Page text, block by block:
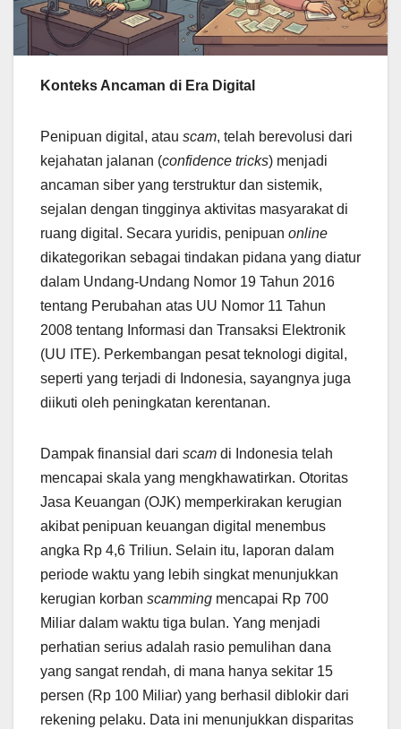
Konteks Ancaman di Era Digital
Penipuan digital, atau scam, telah berevolusi dari
kejahatan jalanan (confidence tricks) menjadi
ancaman siber yang terstruktur dan sistemik,
sejalan dengan tingginya aktivitas masyarakat di
ruang digital. Secara yuridis, penipuan online
dikategorikan sebagai tindakan pidana yang diatur
dalam Undang-Undang Nomor 19 Tahun 2016
tentang Perubahan atas UU Nomor 11 Tahun
2008 tentang Informasi dan Transaksi Elektronik
(UU ITE). Perkembangan pesat teknologi digital,
seperti yang terjadi di Indonesia, sayangnya juga
diikuti oleh peningkatan kerentanan.
Dampak finansial dari scam di Indonesia telah
mencapai skala yang mengkhawatirkan. Otoritas
Jasa Keuangan (OJK) memperkirakan kerugian
akibat penipuan keuangan digital menembus
angka Rp 4,6 Triliun. Selain itu, laporan dalam
periode waktu yang lebih singkat menunjukkan
kerugian korban scamming mencapai Rp 700
Miliar dalam waktu tiga bulan. Yang menjadi
perhatian serius adalah rasio pemulihan dana
yang sangat rendah, di mana hanya sekitar 15
persen (Rp 100 Miliar) yang berhasil diblokir dari
rekening pelaku. Data ini menunjukkan disparitas